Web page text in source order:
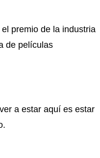
premio de la industria
de películas
a estar aquí es estar